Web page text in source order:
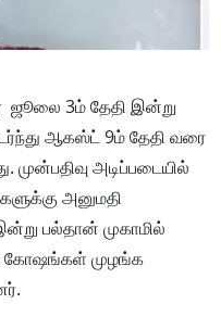
3ம் தேதி இன்று
ஆகஸ்ட் 9ம் தேதி வரை
அடிப்படையில்
அனுமதி
பல்தான் முகாமில்
கோஷங்கள் முழங்க